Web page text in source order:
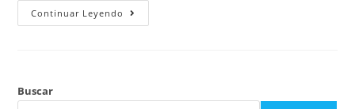
Continuar Leyendo
Buscar